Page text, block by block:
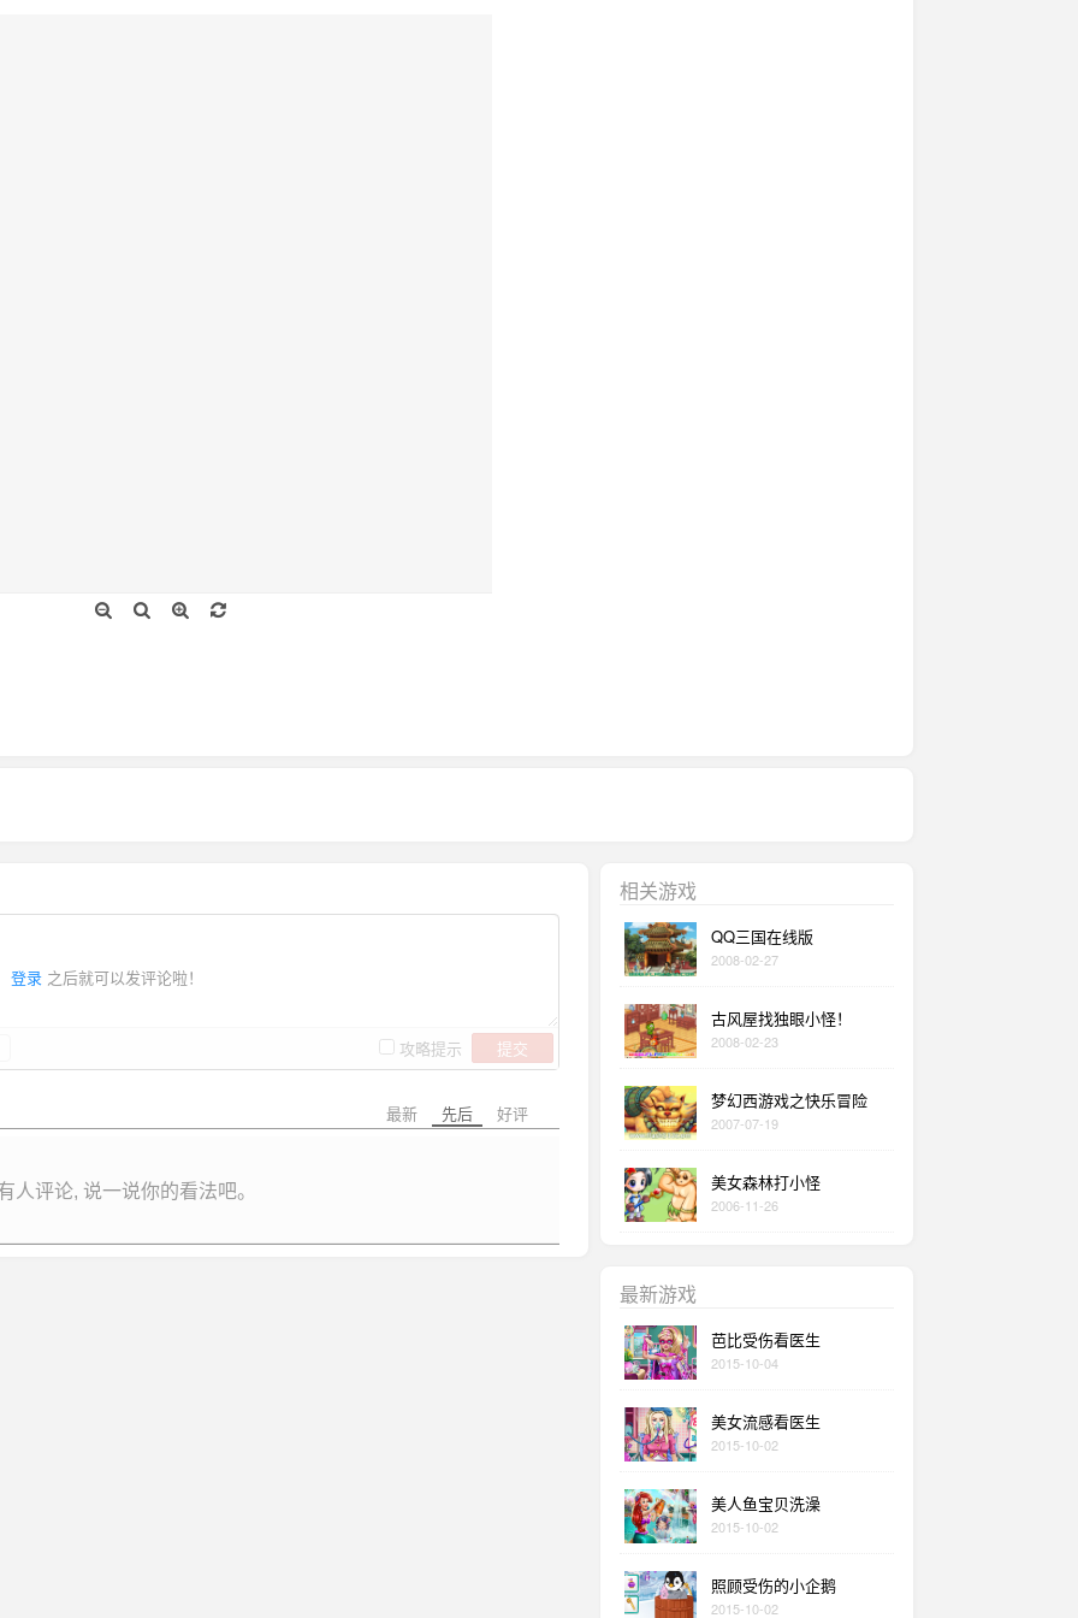
登录 之后就可以发评论啦！
攻略提示 提交
最新 先后 好评
人评论, 说一说你的看法吧。
相关游戏
QQ三国在线版
2008-02-27
古风屋找独眼小怪！
2008-02-23
梦幻西游戏之快乐冒险
2007-07-19
美女森林打小怪
2006-11-26
最新游戏
芭比受伤看医生
2015-10-04
美女流感看医生
2015-10-02
美人鱼宝贝洗澡
2015-10-02
照顾受伤的小企鹅
2015-10-02